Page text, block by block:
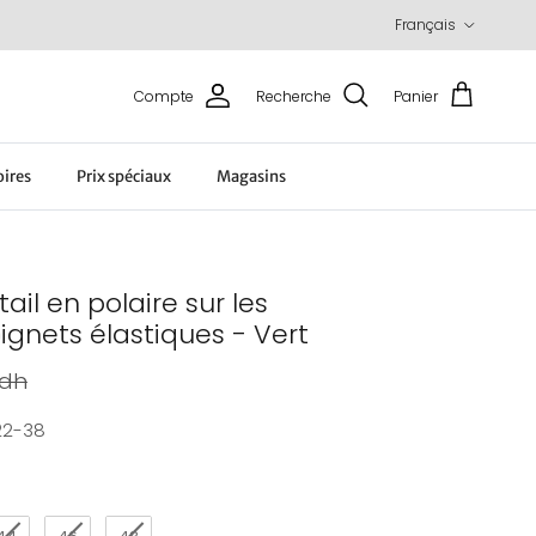
Français
Compte Recherche Panier
Prix spéciaux Magasins
en polaire sur les
élastiques - Vert
38